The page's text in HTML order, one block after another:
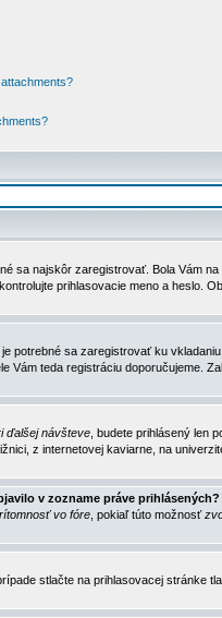
sa najskôr zaregistrovať. Bola Vám
prihlasovacie meno a heslo.
potrebné sa zaregistrovať ku
Vám teda registráciu doporučujeme.
ďalšej návšteve , budete prihlásený len
z internetovej kaviarne, na
v zozname práve prihlásených?
vo fóre , pokiaľ túto možnosť
stlačte na prihlasovacej stránke